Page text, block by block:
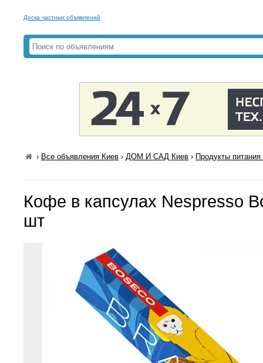
Доска частных объявлений
› Все объявления Киев ›ДОМ И САД Киев › Продукты
Кофе в капсулах Nespresso
шт